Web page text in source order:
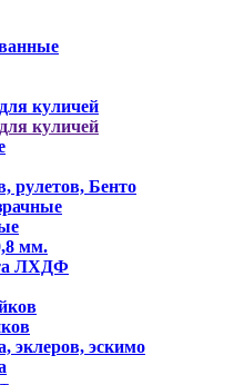
куличей
куличей
рулетов, Бенто
мм.
ЛХДФ
эклеров, эскимо